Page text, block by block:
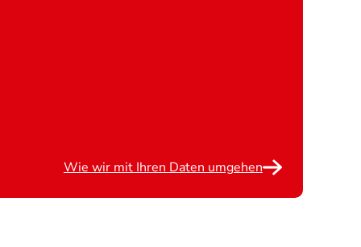
Wie wir mit Ihren Daten umgehen